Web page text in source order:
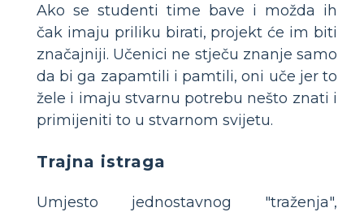
Ako se studenti time bave i možda ih
čak imaju priliku birati, projekt će im biti
značajniji. Učenici ne stječu znanje samo
da bi ga zapamtili i pamtili, oni uče jer to
žele i imaju stvarnu potrebu nešto znati i
primijeniti to u stvarnom svijetu.
Trajna istraga
Umjesto jednostavnog "traženja",